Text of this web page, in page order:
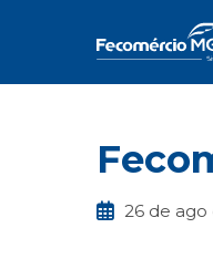
26 de ago